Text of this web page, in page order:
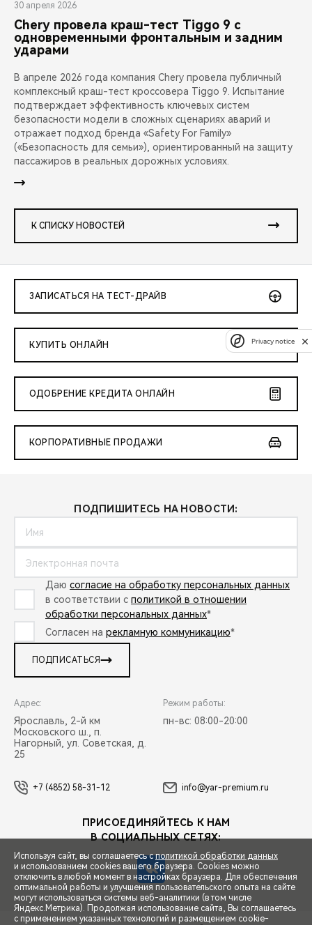
СПЕЦПРЕДЛОЖЕНИЯ
30 апреля 2026
Chery провела краш-тест Tiggo 9 с
одновременными фронтальным и задним
ударами
В апреле 2026 года компания Chery провела публичный
комплексный краш-тест кроссовера Tiggo 9. Испытание
подтверждает эффективность ключевых систем
безопасности модели в сложных сценариях аварий и
отражает подход бренда «Safety For Family»
(«Безопасность для семьи»), ориентированный на защиту
пассажиров в реальных дорожных условиях.
К СПИСКУ НОВОСТЕЙ
ЗАПИСАТЬСЯ НА ТЕСТ-ДРАЙВ
КУПИТЬ ОНЛАЙН
ОДОБРЕНИЕ КРЕДИТА ОНЛАЙН
КОРПОРАТИВНЫЕ ПРОДАЖИ
ПОДПИШИТЕСЬ НА НОВОСТИ:
Даю согласие на обработку персональных данных
в соответствии с политикой в отношении
обработки персональных данных*
Согласен на рекламную коммуникацию*
ПОДПИСАТЬСЯ
Адрес:
Ярославль, 2-й км
Московского ш., п.
Нагорный, ул. Советская, д.
25
Режим работы:
пн-вс: 08:00-20:00
+7 (4852) 58-31-12 info@yar-premium.ru
ПРИСОЕДИНЯЙТЕСЬ К НАМ
В СОЦИАЛЬНЫХ СЕТЯХ:
Используя сайт, вы соглашаетесь сполитикой обработки данных
и использованием cookies вашего браузера. Cookies можно
отключить в любой момент в настройках браузера. Для обеспечения
оптимальной работы и улучшения пользовательского опыта на сайте
могут использоваться системы веб-аналитики (в том числе
Яндекс.Метрика). Продолжая использование сайта, Вы соглашаетесь
с применением указанных технологий и размещением cookie-
Privacy notice